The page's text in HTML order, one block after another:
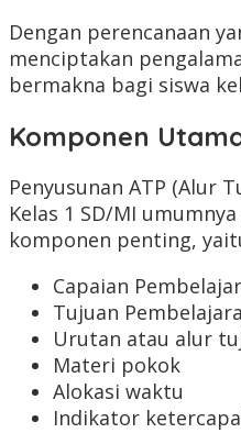
Dengan perencanaan
menciptakan
bermakna bagi siswa
Komponen
Penyusunan ATP (Alur
Kelas 1 SD/MI
komponen penting,
Capaian
Tujuan
Urutan atau alur
Materi pokok
Alokasi waktu
Indikator